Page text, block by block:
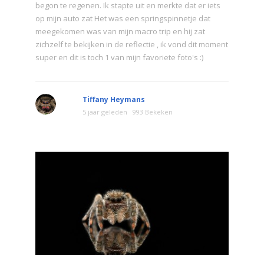
begon te regenen. Ik stapte uit en merkte dat er iets
op mijn auto zat Het was een springspinnetje dat
meegekomen was van mijn macro trip en hij zat
zichzelf te bekijken in de reflectie , ik vond dit moment
super en dit is toch 1 van mijn favoriete foto's :)
Tiffany Heymans
5 jaar geleden 993 Bekeken